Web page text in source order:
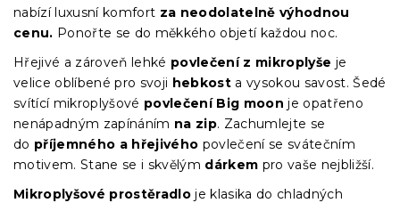
nabízí luxusní komfort za neodolatelně výhodnou
cenu. Ponořte se do měkkého objetí každou noc.
Hřejivé a zároveň lehké povlečení z mikroplyše je
velice oblíbené pro svoji hebkost a vysokou savost.Šedé
svítící mikroplyšové povlečení Big moonje opatřeno
nenápadným zapínáním na zip. Zachumlejte se
do příjemného a hřejivého povlečení se svátečním
motivem. Stane se i skvělým dárkem pro vaše nejbližší.
Mikroplyšové prostěradloje klasika do chladných